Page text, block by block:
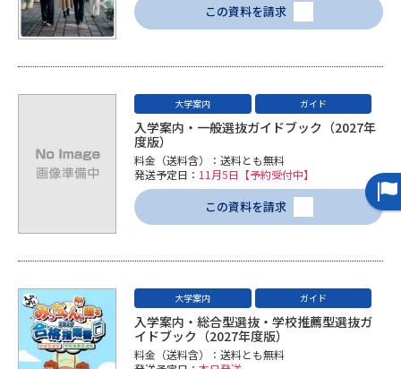
新学年スタート号特集ページ
新学年スタート号特集ページ
オープンキャンパスなどを調べる
オープンキャンパス検索 実施プログラムから探す
来場型・Web型イベント特集
受験準備 資料検索
この資料を請求
大学案内 ガイド
入学案内・一般選抜ガイドブック（2027年
度版）
料金（送料含）：送料とも無料
発送予定日： 11月5日【予約受付中】
この資料を請求
大学案内 ガイド
入学案内・総合型選抜・学校推薦型選抜ガ
イドブック（2027年度版）
料金（送料含）：送料とも無料